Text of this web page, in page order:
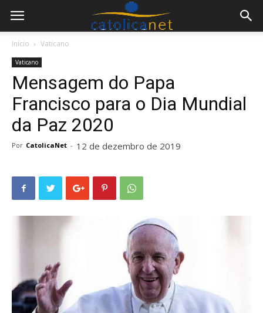
Início Vaticano
Vaticano
Mensagem do Papa
Francisco para o Dia Mundial
da Paz 2020
Por CatolicaNet - 12 de dezembro de 2019